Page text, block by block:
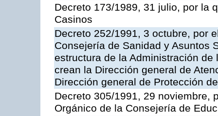
Decreto 173/1989, 31 julio, por la
Casinos
Decreto 252/1991, 3 octubre, por
Consejería de Sanidad y Asuntos
estructura de la Administración
crean la Dirección general de
Dirección general de Protección
Decreto 305/1991, 29 noviembre,
Orgánico de la Consejería de